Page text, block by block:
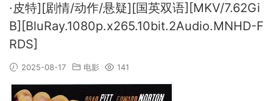
·皮特][剧情/动作/悬疑][国英双语][MKV/7.62Gi
B][BluRay.1080p.x265.10bit.2Audio.MNHD-F
RDS]
2025-08-17 电影 141